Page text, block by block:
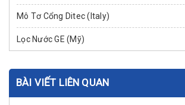
Mô Tơ Cổng Ditec (Italy)
Lọc Nước GE (Mỹ)
BÀI VIẾT LIÊN QUAN